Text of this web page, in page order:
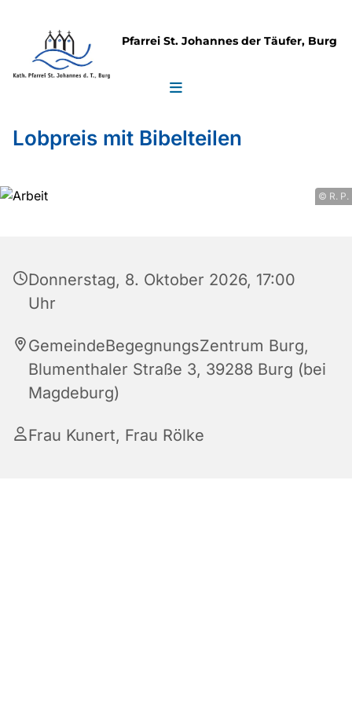
Pfarrei St. Johannes der Täufer, Burg
Lobpreis mit Bibelteilen
© R. P.
Donnerstag, 8. Oktober 2026, 17:00
Uhr
GemeindeBegegnungsZentrum Burg,
Blumenthaler Straße 3, 39288 Burg (bei
Magdeburg)
Frau Kunert, Frau Rölke